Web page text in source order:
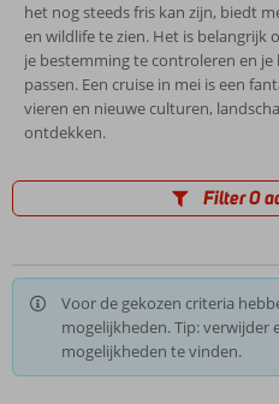
het nog steeds fris kan zijn, biedt
en wildlife te zien. Het is belangrijk
je bestemming te controleren en
passen. Een cruise in mei is een
vieren en nieuwe culturen,
ontdekken.
Filter 0
Voor de gekozen criteria
mogelijkheden. Tip: verwijder
mogelijkheden te vinden.